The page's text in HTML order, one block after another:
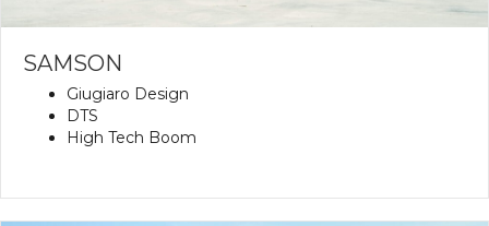
SAMSON
Giugiaro Design
DTS
High Tech Boom